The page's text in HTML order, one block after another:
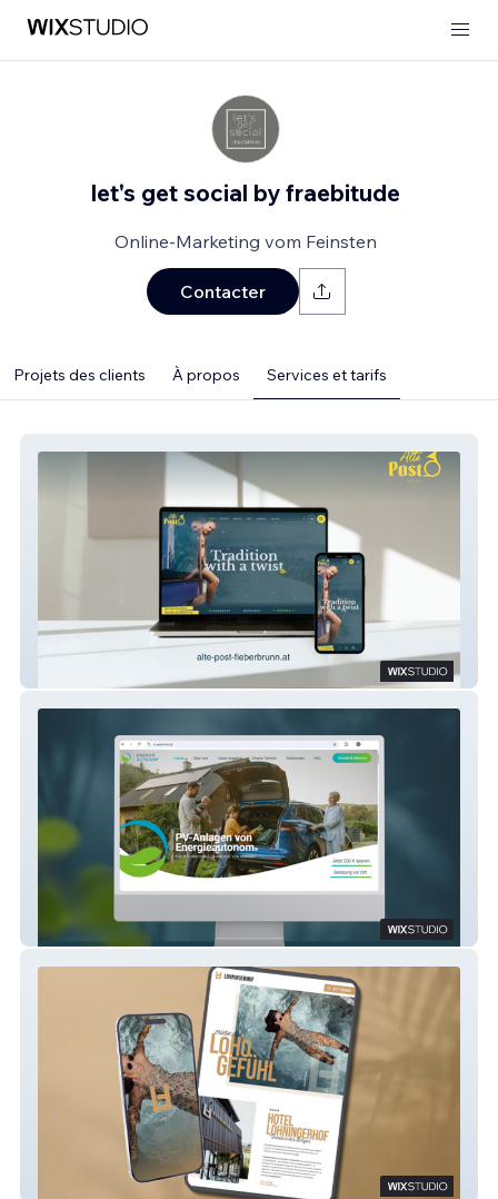
let's get social by fraebitude
Online-Marketing vom Feinsten
Contacter
Projets des clients À propos Services et tarifs
Hotel Alte Post****, Fieberbrunn
Energieautonom
Lohningerhof****, Maria Alm